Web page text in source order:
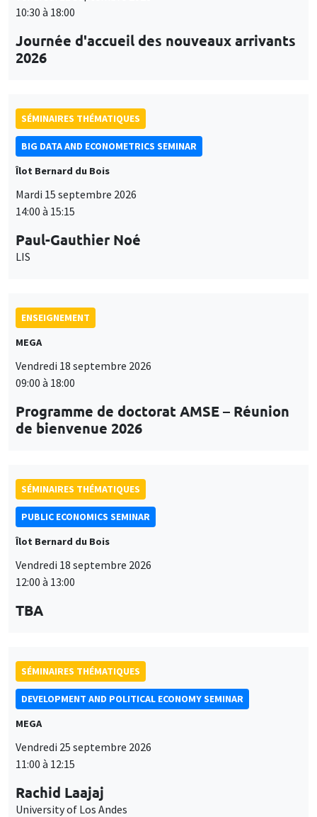
10:30 à 18:00
Journée d'accueil des nouveaux arrivants
2026
SÉMINAIRES THÉMATIQUES
BIG DATA AND ECONOMETRICS SEMINAR
Îlot Bernard du Bois
Mardi 15 septembre 2026
14:00 à 15:15
Paul-Gauthier Noé
LIS
ENSEIGNEMENT
MEGA
Vendredi 18 septembre 2026
09:00 à 18:00
Programme de doctorat AMSE – Réunion
de bienvenue 2026
SÉMINAIRES THÉMATIQUES
PUBLIC ECONOMICS SEMINAR
Îlot Bernard du Bois
Vendredi 18 septembre 2026
12:00 à 13:00
TBA
SÉMINAIRES THÉMATIQUES
DEVELOPMENT AND POLITICAL ECONOMY SEMINAR
MEGA
Vendredi 25 septembre 2026
11:00 à 12:15
Rachid Laajaj
University of Los Andes